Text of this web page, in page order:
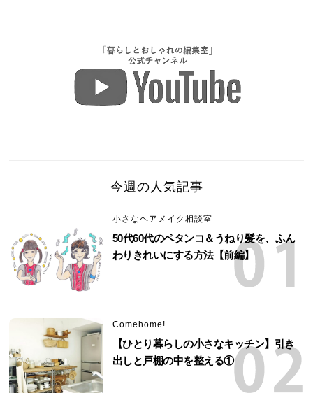
今週の人気記事
小さなヘアメイク相談室
50代60代のペタンコ＆うねり髪を、ふん
わりきれいにする方法【前編】
Comehome!
【ひとり暮らしの小さなキッチン】引き
出しと戸棚の中を整える①